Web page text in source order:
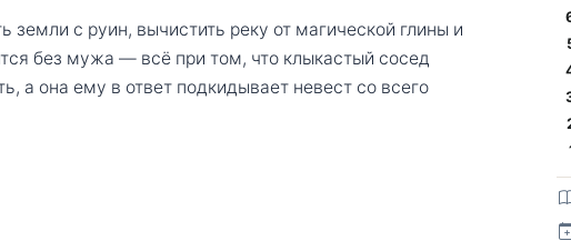
земли с руин, вычистить реку от магической глины и
без мужа — всё при том, что клыкастый сосед
а она ему в ответ подкидывает невест со всего